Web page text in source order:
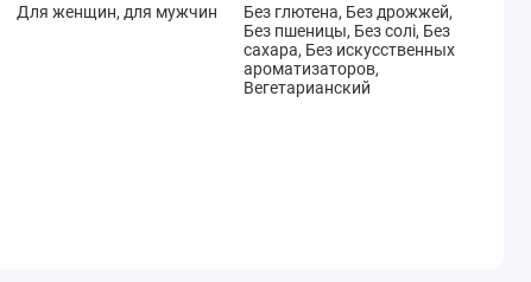
Для женщин, для мужчин
Без глютена, Без дрожжей,
Без пшеницы, Без солі, Без
сахара, Без искусственных
ароматизаторов,
Вегетарианский